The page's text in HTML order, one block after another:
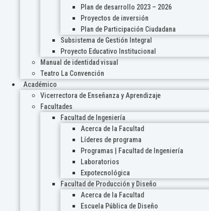
Plan de desarrollo 2023 – 2026
Proyectos de inversión
Plan de Participación Ciudadana
Subsistema de Gestión Integral
Proyecto Educativo Institucional
Manual de identidad visual
Teatro La Convención
Académico
Vicerrectora de Enseñanza y Aprendizaje
Facultades
Facultad de Ingeniería
Acerca de la Facultad
Líderes de programa
Programas | Facultad de Ingeniería
Laboratorios
Expotecnológica
Facultad de Producción y Diseño
Acerca de la Facultad
Escuela Pública de Diseño